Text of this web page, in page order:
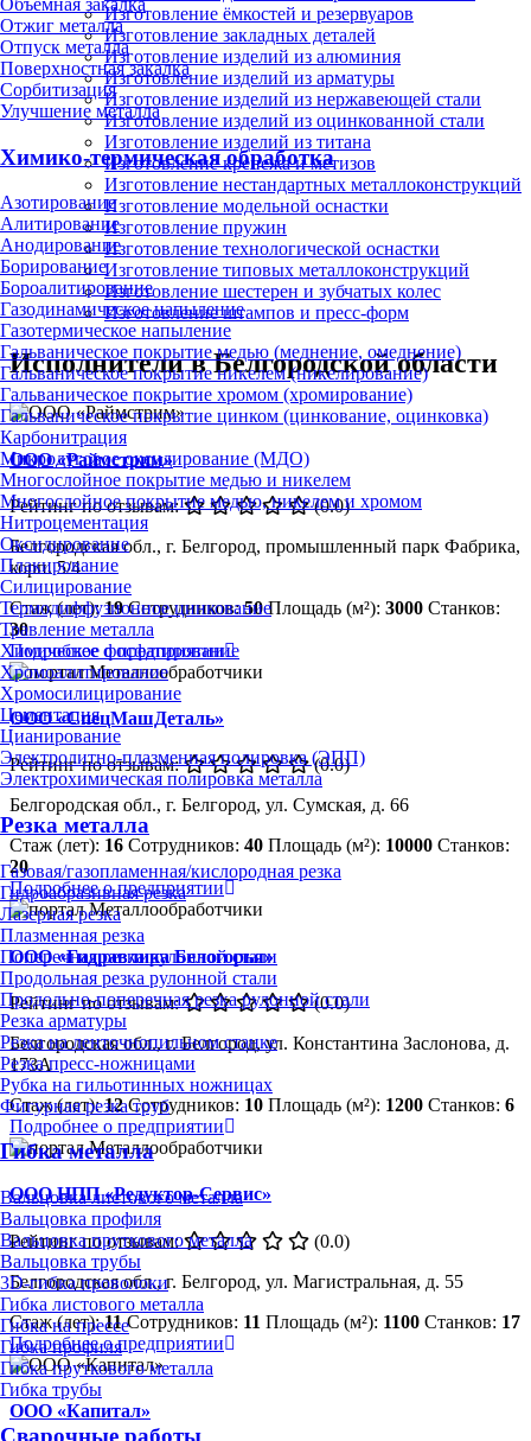
Отжиг металла
Отпуск металла
Поверхностная закалка
Сорбитизация
Улучшение металла
Химико-термическая обработка
Азотирование
Алитирование
Анодирование
Борирование
Бороалитирование
Газодинамическое напыление
Газотермическое напыление
Гальваническое покрытие медью (меднение, омеднение)
Гальваническое покрытие никелем (никелирование)
Гальваническое покрытие хромом (хромирование)
Гальваническое покрытие цинком (цинкование, оцинковка)
Карбонитрация
Микродуговое оксидирование (МДО)
Многослойное покрытие медью и никелем
Многослойное покрытие медью, никелем и хромом
Нитроцементация
Оксидирование
Плакирование
Силицирование
Термодиффузионное цинкование
Травление металла
Химическое фосфатирование
Хромоалитирование
Хромосилицирование
Цементация
Цианирование
Электролитно-плазменная полировка (ЭПП)
Электрохимическая полировка металла
Резка металла
Газовая/газопламенная/кислородная резка
Гидроабразивная резка
Лазерная резка
Плазменная резка
Поперечная резка рулонной стали
Продольная резка рулонной стали
Продольно-поперечная резка рулонной стали
Резка арматуры
Резка на ленточнопильном станке
Резка пресс-ножницами
Рубка на гильотинных ножницах
Фигурная резка труб
Гибка металла
Вальцовка листового металла
Вальцовка профиля
Вальцовка пруткового металла
Вальцовка трубы
3D-гибка проволоки
Гибка листового металла
Гибка на прессе
Гибка профиля
Гибка пруткового металла
Гибка трубы
Сварочные работы
Изготовление ёмкостей и резервуаров
Изготовление закладных деталей
Изготовление изделий из алюминия
Изготовление изделий из арматуры
Изготовление изделий из нержавеющей стали
Изготовление изделий из оцинкованной стали
Изготовление изделий из титана
Изготовление крепежа и метизов
Изготовление нестандартных металлоконструкций
Изготовление модельной оснастки
Изготовление пружин
Изготовление технологической оснастки
Изготовление типовых металлоконструкций
Изготовление шестерен и зубчатых колес
Изготовление штампов и пресс-форм
Исполнители в Белгородской области
ООО «Раймстрим»
Рейтинг по отзывам:
(0.0)
Белгородская обл., г. Белгород, промышленный парк Фабрика,
корп. 5/4
Стаж (лет):19 Сотрудников:50 Площадь (м²): 3000 Станков:
30
Подробнее о предприятии
ООО «СпецМашДеталь»
Рейтинг по отзывам:
(0.0)
Белгородская обл., г. Белгород, ул. Сумская, д. 66
Стаж (лет): 16 Сотрудников: 40 Площадь (м²): 10000 Станков:
20
Подробнее о предприятии
ООО «Гидравлика Белогорья»
Рейтинг по отзывам:
(0.0)
Белгородская обл., г. Белгород, ул. Константина Заслонова, д.
173А
Стаж (лет):12 Сотрудников: 10 Площадь (м²): 1200 Станков: 6
Подробнее о предприятии
ООО НПП «Редуктор-Сервис»
Рейтинг по отзывам:
(0.0)
Белгородская обл., г. Белгород, ул. Магистральная, д. 55
Стаж (лет):11 Сотрудников: 11 Площадь (м²): 1100 Станков: 17
Подробнее о предприятии
ООО «Капитал»